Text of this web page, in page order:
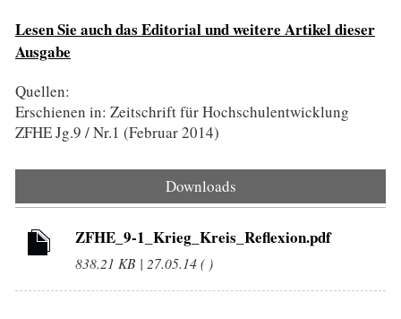
Lesen Sie auch das Editorial und weitere Artikel dieser
Ausgabe
Quellen:
Erschienen in: Zeitschrift für Hochschulentwicklung
ZFHE Jg.9 / Nr.1 (Februar 2014)
Downloads
ZFHE_9-1_Krieg_Kreis_Reflexion.pdf
838.21 KB | 27.05.14 ( )